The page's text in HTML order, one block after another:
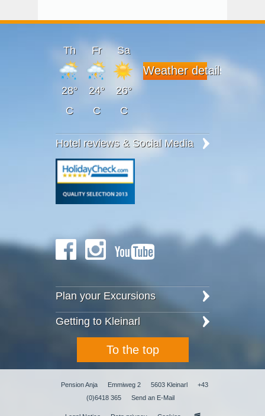
Th
28°
C
Fr
24°
C
Sa
26°
C
Weather details
Hotel reviews & Social Media
Plan your Excursions
Getting to Kleinarl
To the top
Pension Anja Emmiweg 2 5603 Kleinarl
+43
(0)6418 365
Send an E-Mail